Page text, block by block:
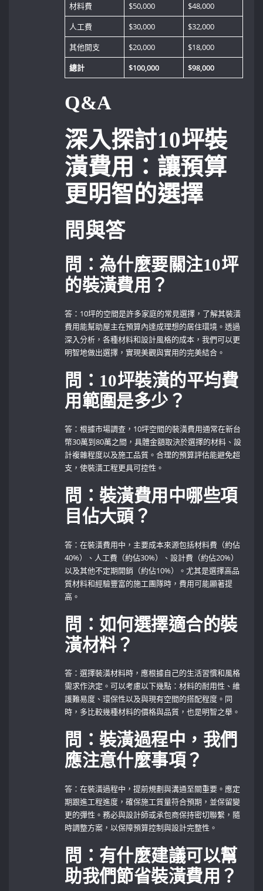
材料費 $50,000
$48,000
人工費
$30,000
$32,000
其他開支
$20,000
$18,000
總計
$100,000 $98,000
Q&A
深入探討10坪裝
潢費用：讓預算
更明智的選擇
問與答
問：為什麼要關注10坪
的裝潢費用？
答：10坪的空間是許多家庭的常見選擇，了解其裝潢
費用能幫助屋主在預算內達成理想的居住環境。透過
深入分析，各種材料和設計風格的成本，我們可以更
明智地做出選擇，實現美觀與實用的完美結合。
問：10坪裝潢的平均費
用範圍是多少？
答：根據市場調查，10坪空間的裝潢費用通常在新台
幣30萬到80萬之間，具體金額取決於選擇的材料、設
計複雜程度以及施工品質。合理的預算評估能避免超
支，使裝潢工程更具可控性。
問：裝潢費用中哪些項
目佔大頭？
答：在裝潢費用中，主要成本來源包括材料費（約佔
40%）、人工費（約佔30%）、設計費（約佔20%）
以及其他不定期開銷（約佔10%）。尤其是選擇高品
質材料和經驗豐富的施工團隊時，費用可能顯著提
高。
問：如何選擇適合的裝
潢材料？
答：選擇裝潢材料時，應根據自己的生活習慣和風格
需求作決定。可以考慮以下幾點：材料的耐用性、維
護難易度、環保性以及與現有空間的搭配程度。同
時，多比較幾種材料的價格與品質，也是明智之舉。
問：裝潢過程中，我們
應注意什麼事項？
答：在裝潢過程中，提前規劃與溝通至關重要。應定
期跟進工程進度，確保施工質量符合預期，並保留變
更的彈性。務必與設計師或承包商保持密切聯繫，隨
時調整方案，以保障預算控制與設計完整性。
問：有什麼建議可以幫
助我們節省裝潢費用？